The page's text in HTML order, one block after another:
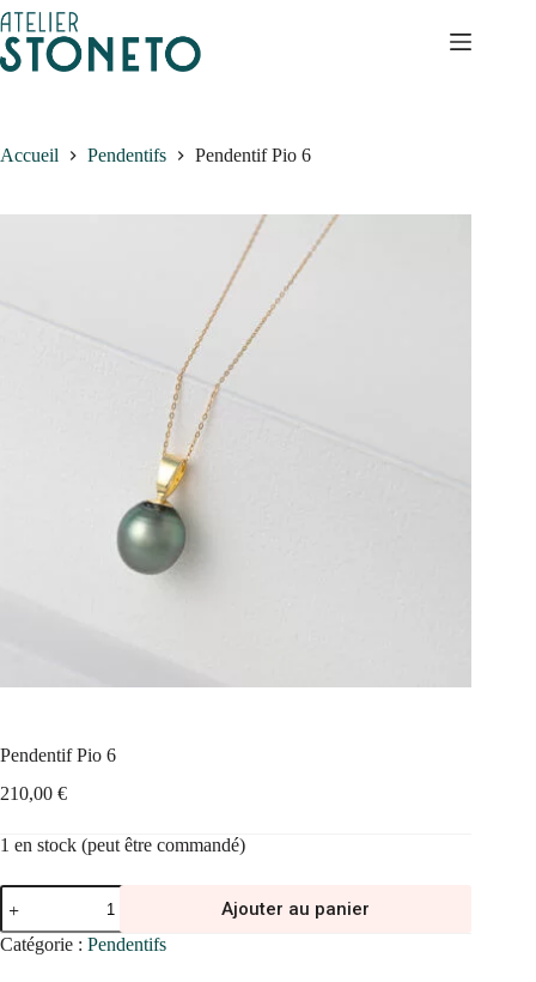
Passer
au
contenu
Accueil Pendentifs Pendentif Pio 6
Pendentif Pio 6
210,00 €
1 en stock (peut être commandé)
quantité
de
Pendentif
Pio
Ajouter au panier
Catégorie : Pendentifs